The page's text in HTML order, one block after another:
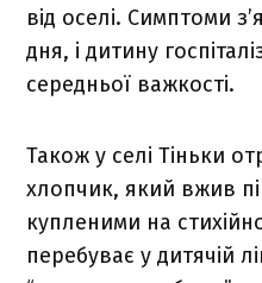
від оселі. Симптоми
дня, і дитину
середньої важкості.
Також у селі Тіньки
хлопчик, який вжив
купленими на
перебуває у дитячій